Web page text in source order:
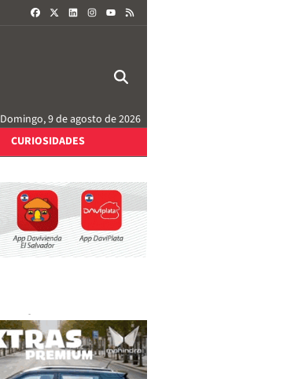
FACEBOOKLINKEDININSTAGRAM
Domingo, 9 de agosto de 2026
CURIOSIDADES